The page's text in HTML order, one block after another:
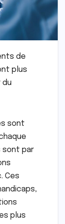
de
plus
du
sont
sont par
Ces
plus